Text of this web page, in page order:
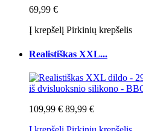
69,99 €
Į krepšelį Pirkinių krepšelis
Realistiškas XXL...
109,99 € 89,99 €